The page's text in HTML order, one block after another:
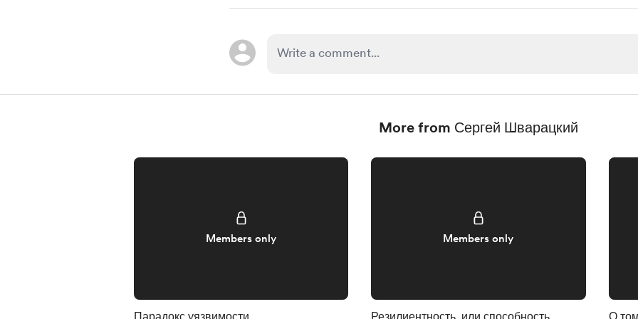
More from Сергей Шварацкий
Members only Members only